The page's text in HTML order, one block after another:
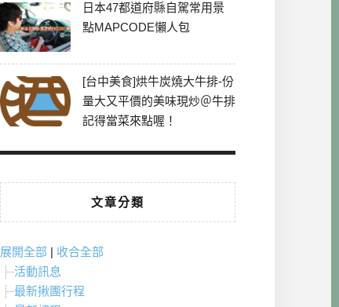
日本47都道府縣自駕常用景
點MAPCODE懶人包
[台中美食]烘牛炭燒大牛排-份
量大又平價的美味現炒＠牛排
記得當菜來點喔！
文章分類
展開全部 | 收合全部
活動訊息
最新揪團行程